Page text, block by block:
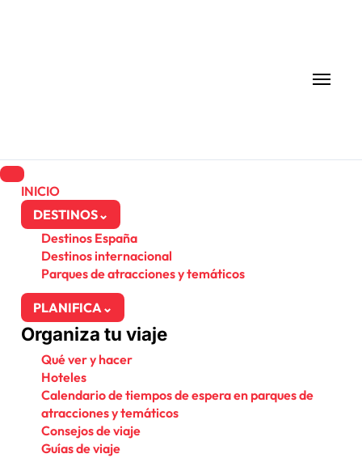
INICIO
DESTINOS⌄
Destinos España
Destinos internacional
Parques de atracciones y temáticos
PLANIFICA ⌄
Organiza tu viaje
Qué ver y hacer
Hoteles
Calendario de tiempos de espera en parques de
atracciones y temáticos
Consejos de viaje
Guías de viaje